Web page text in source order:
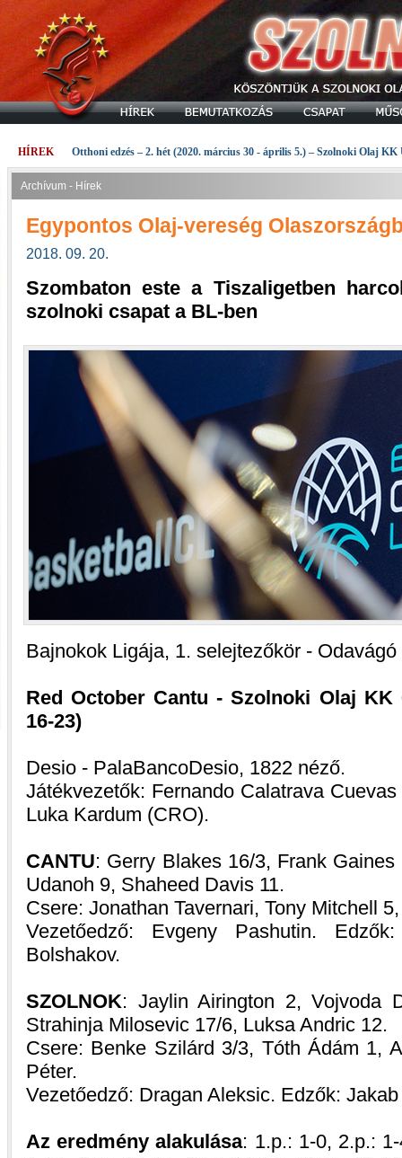
HÍREK Otthoni edzés – 2. hét (2020. március 30 - április 5.) – Szolnoki Olaj KK
Archívum - Hírek
Egypontos Olaj-vereség
2018. 09. 20.
Szombaton este a Tiszaligetben
szolnoki csapat a BL-ben
Bajnokok Ligája, 1. selejtezőkör - Odavágó
Red October Cantu - Szolnoki Olaj KK
16-23)
Desio - PalaBancoDesio, 1822 néző.
Játékvezetők: Fernando Calatrava
Luka Kardum (CRO).
CANTU: Gerry Blakes 16/3, Frank
Udanoh 9, Shaheed Davis 11.
Csere: Jonathan Tavernari, Tony Mitchell
Vezetőedző: Evgeny Pashutin.
Bolshakov.
SZOLNOK: Jaylin Airington 2, Vojvoda
Strahinja Milosevic 17/6, Luksa Andric 12.
Csere: Benke Szilárd 3/3, Tóth Ádám 1,
Péter.
Vezetőedző: Dragan Aleksic. Edzők:
Az eredmény alakulása: 1.p.: 1-0, 2.p.: